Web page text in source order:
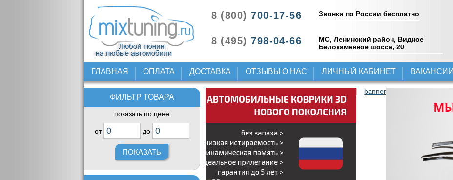
8 (800) 700-17-56
8 (495) 798-04-66
Звонки по России бесплатно
МО, Ленинский район, Видное
Белокаменное шоссе, 20
ГЛАВНАЯ ОПЛАТА ДОСТАВКА ОТЗЫВЫ О НАС ЛИЧНЫЙ КАБИНЕТ ВАКАНСИИ
ФИЛЬТР ТОВАРА
показать по цене
от до